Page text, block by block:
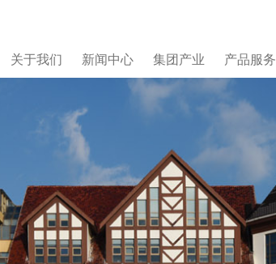
关于我们 新闻中心 集团产业 产品服务